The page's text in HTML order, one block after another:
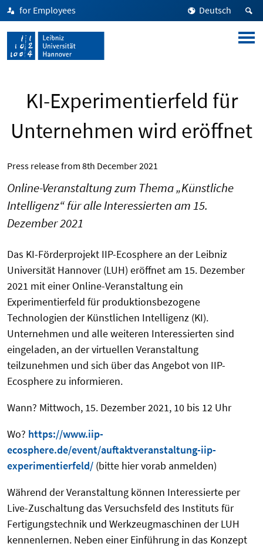
for Employees Deutsch
KI-Experimentierfeld für
Unternehmen wird eröffnet
Press release from 8th December 2021
Online-Veranstaltung zum Thema „Künstliche
Intelligenz“ für alle Interessierten am 15.
Dezember 2021
Das KI-Förderprojekt IIP-Ecosphere an der Leibniz
Universität Hannover (LUH) eröffnet am 15. Dezember
2021 mit einer Online-Veranstaltung ein
Experimentierfeld für produktionsbezogene
Technologien der Künstlichen Intelligenz (KI).
Unternehmen und alle weiteren Interessierten sind
eingeladen, an der virtuellen Veranstaltung
teilzunehmen und sich über das Angebot von IIP-
Ecosphere zu informieren.
Wann? Mittwoch, 15. Dezember 2021, 10 bis 12 Uhr
Wo? https://www.iip-
ecosphere.de/event/auftaktveranstaltung-iip-
experimentierfeld/ (bitte hier vorab anmelden)
Während der Veranstaltung können Interessierte per
Live-Zuschaltung das Versuchsfeld des Instituts für
Fertigungstechnik und Werkzeugmaschinen der LUH
kennenlernen. Neben einer Einführung in das Konzept